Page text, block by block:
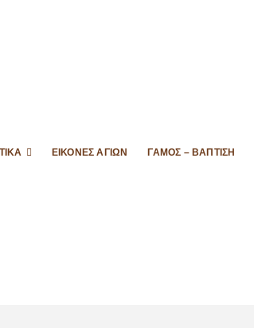
ΕΙΚΌΝΕΣ ΑΓΊΩΝ ΓΆΜΟΣ – ΒΆΠΤΙΣΗ